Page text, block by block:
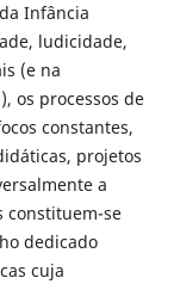
Infância
ludicidade,
(e na
os processos de
constantes,
projetos
a
constituem-se
dedicado
cuja